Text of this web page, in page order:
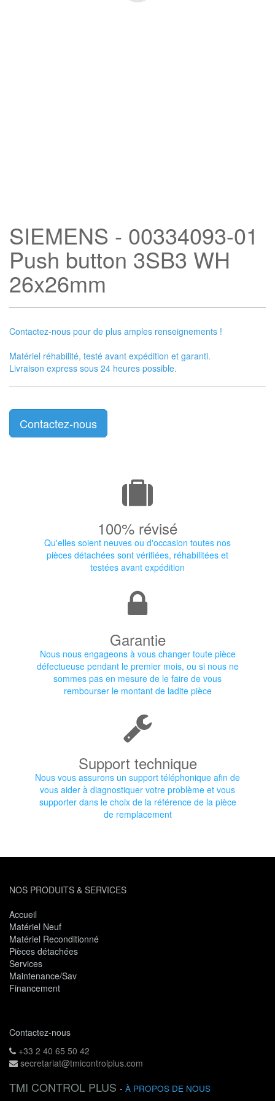
SIEMENS - 00334093-01
Push button 3SB3 WH
26x26mm
Contactez-nous pour de plus amples renseignements !
Matériel réhabilité, testé avant expédition et garanti.
Livraison express sous 24 heures possible.
Contactez-nous
100% révisé
Qu'elles soient neuves ou d'occasion toutes nos
pièces détachées sont vérifiées, réhabilitées et
testées avant expédition
Garantie
Nous nous engageons à vous changer toute pièce
défectueuse pendant le premier mois, ou si nous ne
sommes pas en mesure de le faire de vous
rembourser le montant de ladite pièce
Support technique
Nous vous assurons un support téléphonique afin de
vous aider à diagnostiquer votre problème et vous
supporter dans le choix de la référence de la pièce
de remplacement
NOS PRODUITS & SERVICES
Accueil
Matériel Neuf
Matériel Reconditionné
Pièces détachées
Services
Maintenance/Sav
Financement
Contactez-nous
+33 2 40 65 50 42
secretariat@tmicontrolplus.com
TMI CONTROL PLUS - À PROPOS DE NOUS